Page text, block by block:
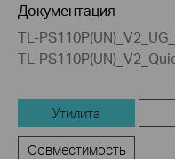
Документация
TL-
TL-
Утилита
Совместимость